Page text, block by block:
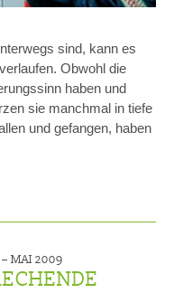
sind, kann es
Obwohl die
haben und
sie manchmal in tiefe
und gefangen, haben
MAI 2009